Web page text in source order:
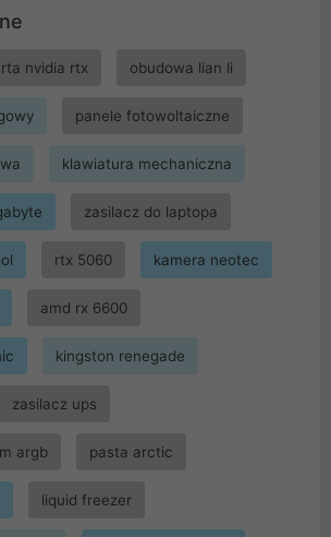
nvidia rtx obudowa lian li
panele fotowoltaiczne
klawiatura mechaniczna
zasilacz do laptopa
rtx 5060 kamera neotec
amd rx 6600
kingston renegade
zasilacz ups
argb pasta arctic
liquid freezer